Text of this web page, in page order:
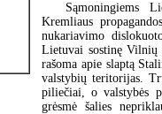
Sąmoningiems
Kremliaus
nukariavimo
Lietuvai sostinę
rašoma apie slaptą
valstybių teritorijas.
piliečiai, o valstybės
grėsmė šalies